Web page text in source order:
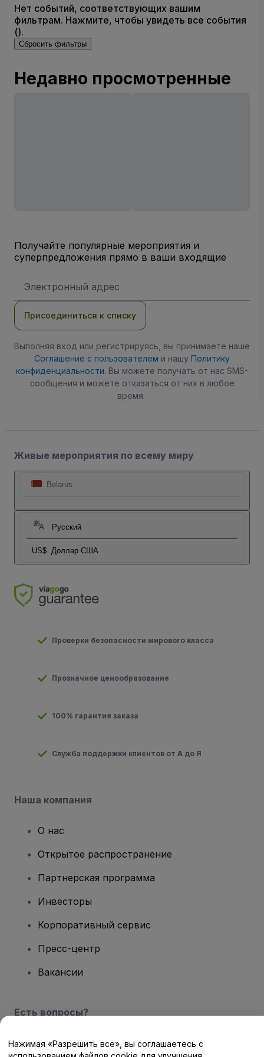
Нет событий, соответствующих вашим
фильтрам. Нажмите, чтобы увидеть все события
().
Сбросить фильтры
Недавно просмотренные
Получайте популярные мероприятия и
суперпредложения прямо в ваши входящие
электронной
Присоединиться к списку
Выполняя вход или регистрируясь, вы принимаете наше
Соглашение с пользователем и нашу Политику
конфиденциальности. Вы можете получать от нас SMS-
сообщения и можете отказаться от них в любое
время.
Живые мероприятия по всему миру
Belarus
Русский
US$ Доллар США
Проверки безопасности мирового класса
Прозначное ценообразование
100% гарантия заказа
Служба поддержки клиентов от А до Я
Наша компания
О нас
Открытое распространение
Партнерская программа
Инвесторы
Корпоративный сервис
Пресс-центр
Вакансии
Есть вопросы?
Центр помощи / Свяжитесь с нами
Нажимая «Разрешить все», вы соглашаетесь с